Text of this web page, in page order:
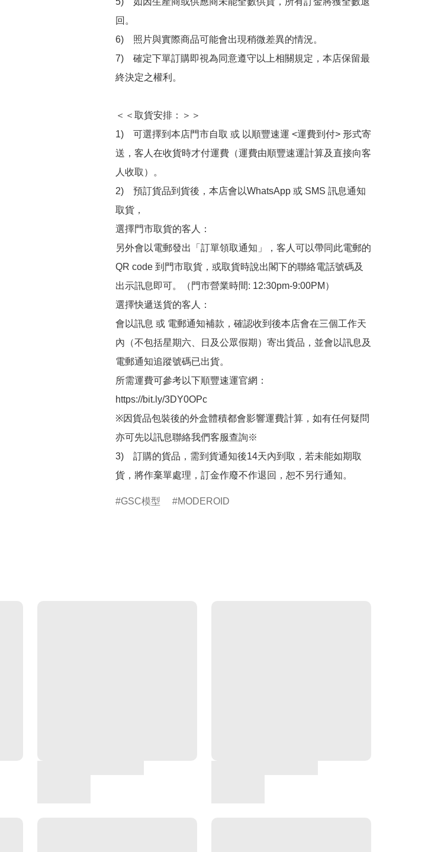
回。
6)　照片與實際商品可能會出現稍微差異的情況。
7)　確定下單訂購即視為同意遵守以上相關規定，本店保留最
終決定之權利。
＜＜取貨安排：＞＞
1)　可選擇到本店門市自取 或 以順豐速運 <運費到付> 形式寄
送，客人在收貨時才付運費（運費由順豐速運計算及直接向客
人收取）。
2)　預訂貨品到貨後，本店會以WhatsApp 或 SMS 訊息通知
取貨，
選擇門市取貨的客人：
另外會以電郵發出「訂單領取通知」，客人可以帶同此電郵的
QR code 到門市取貨，或取貨時說出閣下的聯絡電話號碼及
出示訊息即可。（門市營業時間: 12:30pm-9:00PM）
選擇快遞送貨的客人：
會以訊息 或 電郵通知補款，確認收到後本店會在三個工作天
內（不包括星期六、日及公眾假期）寄出貨品，並會以訊息及
電郵通知追蹤號碼已出貨。
所需運費可參考以下順豐速運官網：
https://bit.ly/3DY0OPc
※因貨品包裝後的外盒體積都會影響運費計算，如有任何疑問
亦可先以訊息聯絡我們客服查詢※
3)　訂購的貨品，需到貨通知後14天內到取，若未能如期取
貨，將作棄單處理，訂金作廢不作退回，恕不另行通知。
GSC模型 MODEROID